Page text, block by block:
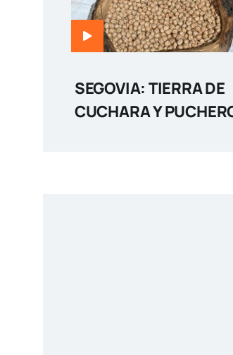
SEGOVIA: TIERRA DE
CUCHARA Y